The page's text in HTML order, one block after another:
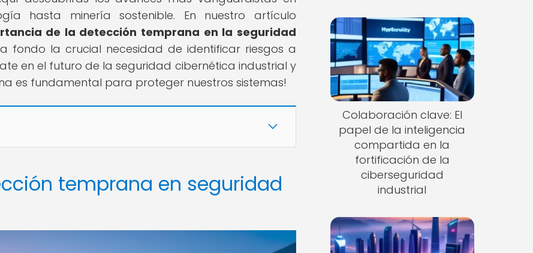
hasta minería sostenible. En nuestro artículo
de la detección temprana en la seguridad
fondo la crucial necesidad de identificar riesgos a
en el futuro de la seguridad cibernética industrial y
es fundamental para proteger nuestros sistemas!
temprana en seguridad
Colaboración clave: El
papel de la inteligencia
compartida en la
fortificación de la
ciberseguridad
industrial